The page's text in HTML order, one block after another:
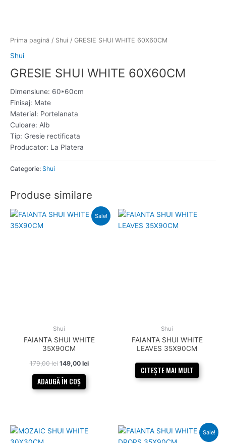
Prima pagină / Shui / GRESIE SHUI WHITE 60X60CM
Shui
GRESIE SHUI WHITE 60X60CM
Dimensiune: 60*60cm
Finisaj: Mate
Material: Portelanata
Culoare: Alb
Tip: Gresie rectificata
Producator: La Platera
Categorie: Shui
Produse similare
Sale!
Shui
FAIANTA SHUI WHITE
35X90CM
179,00lei
Prețul
149,00 lei
Prețul
curent
ADAUGĂ ÎN COȘ
Shui
FAIANTA SHUI WHITE
LEAVES 35X90CM
CITEȘTE MAI MULT
Sale!
Prețul
Prețul
curent